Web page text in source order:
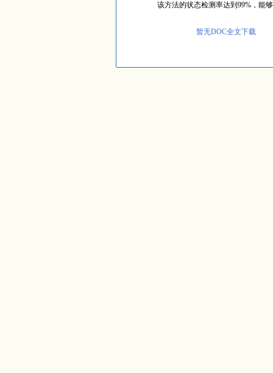
该方法的状态检测率达到99%，能
暂无DOC全文下载